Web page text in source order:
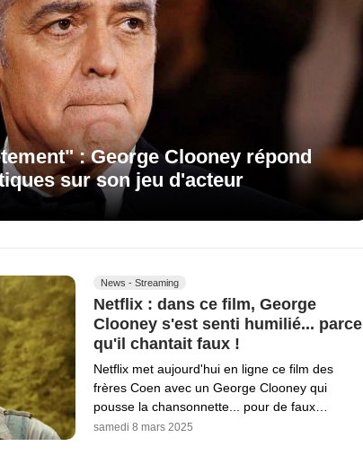
: George Clooney répond
sur son jeu d'acteur
News - Streaming
Netflix : dans ce film, George
Clooney s'est senti humilié... parce
qu'il chantait faux !
Netflix met aujourd'hui en ligne ce film des
frères Coen avec un George Clooney qui
pousse la chansonnette... pour de faux…
samedi 8 mars 2025